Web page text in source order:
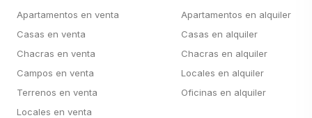
Apartamentos en venta
Casas en venta
Chacras en venta
Campos en venta
Terrenos en venta
Locales en venta
Apartamentos en alquiler
Casas en alquiler
Chacras en alquiler
Locales en alquiler
Oficinas en alquiler